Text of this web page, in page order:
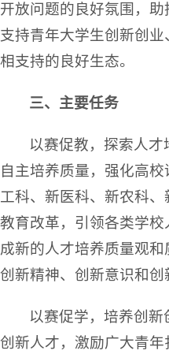
开放问题的良好氛围，
支持青年大学生创新创
相支持的良好生态。
三、主要任务
以赛促教，探索人
自主培养质量，强化高
工科、新医科、新农科
教育改革，引领各类学
成新的人才培养质量观
创新精神、创新意识和创
以赛促学，培养创
创新人才，激励广大青